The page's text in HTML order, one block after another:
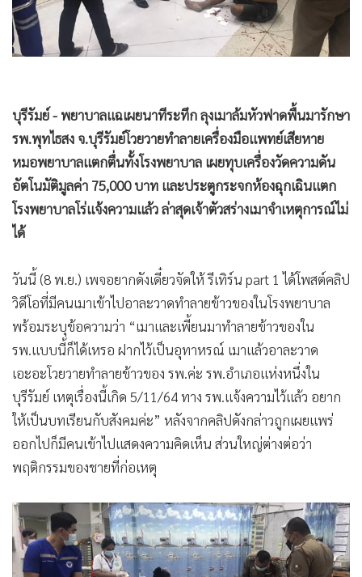
• ต่างประเทศ
• Special Scoop
• เศรษฐกิจ-ธุรกิจ
• ชุมชน-คุณภาพชีวิต
• อาชญากรรม
• Motoring
• เกม
• วิทยาศาสตร์
• SMEs
• อินโดจีน
• กองทุนรวม
• Celeb Online
• Factcheck
ญี่ปุ่น
• News1
Gotomanager
บุรีรัมย์ - พยาบาลแฉเผยนาทีระทึก ลุงเมาล้มหัวฟาดพื้นมารักษา
รพ.พุทไธสง จ.บุรีรัมย์โวยวายทำลายเครื่องมือแพทย์เสียหาย
หมอพยาบาลแตกตื่นทั้งโรงพยาบาล เผยทุบเครื่องวัดความดัน
อัตโนมัติมูลค่า 75,000 บาท และประตูกระจกห้องฉุกเฉินแตก
โรงพยาบาลโร่แจ้งความแล้ว ล่าสุดเจ้าตัวสร่างเมาจำเหตุการณ์ไม่
ได้
วันนี้ (8 พ.ย.) เพจอยากดังเดี๋ยวจัดให้ รีเทิร์น part 1 ได้โพสต์คลิป
วิดีโอที่มีคนเมาเข้าไปอาละวาดทำลายข้าวของในโรงพยาบาล
พร้อมระบุข้อความว่า “เมาและเพี้ยนมาทำลายข้าวของใน
รพ.แบบนี้ก็ได้เหรอ ฝากไว้เป็นอุทาหรณ์ เมาแล้วอาละวาด
เอะอะโวยวายทำลายข้าวของ รพ.ค่ะ รพ.อำเภอแห่งหนึ่งใน
บุรีรัมย์ เหตุเรื่องนี้เกิด 5/11/64 ทาง รพ.แจ้งความไว้แล้ว อยาก
ให้เป็นบทเรียนกับสังคมค่ะ” หลังจากคลิปดังกล่าวถูกเผยแพร่
ออกไปก็มีคนเข้าไปแสดงความคิดเห็น ส่วนใหญ่ต่างต่อว่า
พฤติกรรมของชายที่ก่อเหตุ